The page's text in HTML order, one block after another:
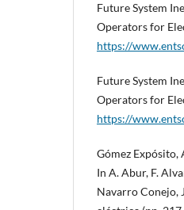
Future System
Operators for
https://
Future System
Operators for
https://
Gómez Expósito,
In A. Abur, F.
Navarro Conejo,